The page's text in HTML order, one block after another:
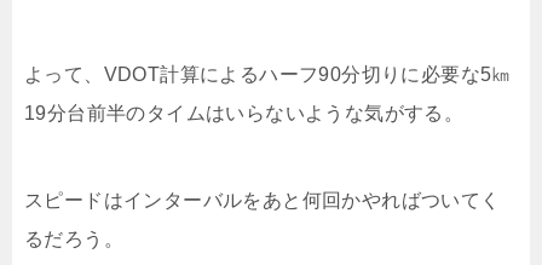
よって、VDOT計算によるハーフ90分切りに必要な5㎞
19分台前半のタイムはいらないような気がする。
スピードはインターバルをあと何回かやればついてく
るだろう。